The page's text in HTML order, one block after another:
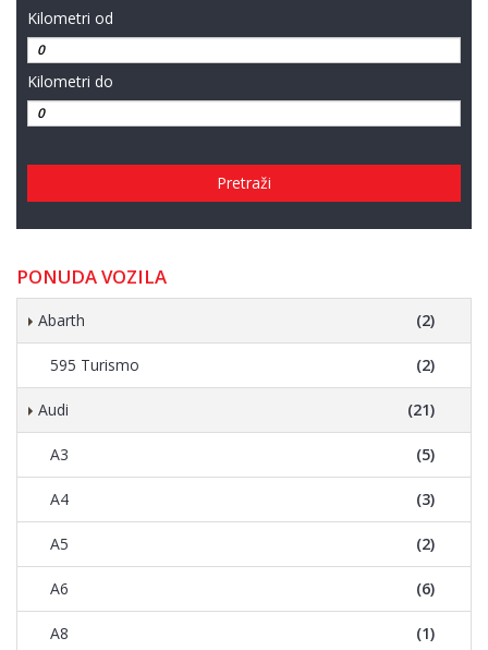
Kilometri od
Kilometri do
Pretraži
PONUDA VOZILA
Abarth (2)
595 Turismo (2)
Audi (21)
A3 (5)
A4 (3)
A5 (2)
A6 (6)
A8 (1)